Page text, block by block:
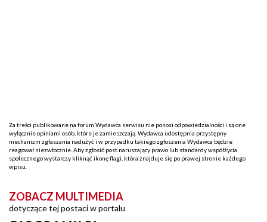
Za treści publikowane na forum Wydawca serwisu nie ponosi odpowiedzialności i są one
wyłącznie opiniami osób, które je zamieszczają. Wydawca udostępnia przystępny
mechanizm zgłaszania nadużyć i w przypadku takiego zgłoszenia Wydawca będzie
reagował niezwłocznie. Aby zgłosić post naruszający prawo lub standardy współżycia
społecznego wystarczy kliknąć ikonę flagi, która znajduje się po prawej stronie każdego
wpisu.
ZOBACZ MULTIMEDIA
dotyczące tej postaci w portalu